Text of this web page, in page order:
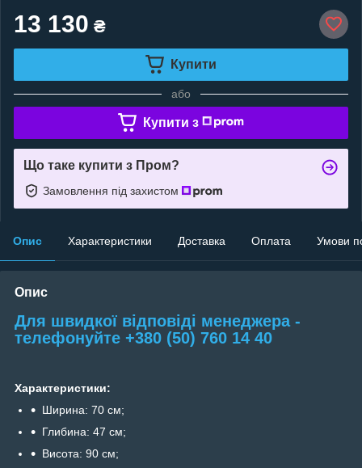
13 130 ₴
Купити
або
Купити з
Що таке купити з Пром?
Замовлення під захистом
Опис Характеристики Доставка Оплата Умови
Опис
Для швидкої відповіді менеджера -
телефонуйте +380 (50) 760 14 40
Характеристики:
Ширина: 70 см;
Глибина: 47 см;
Висота: 90 см;